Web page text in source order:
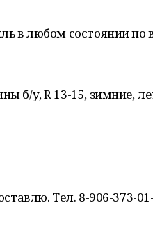
в любом состоянии по
б/у, R 13-15, зимние,
Тел. 8-906-373-